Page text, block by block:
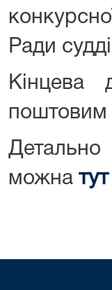
Ради
Кінцева
поштовим
можна тут